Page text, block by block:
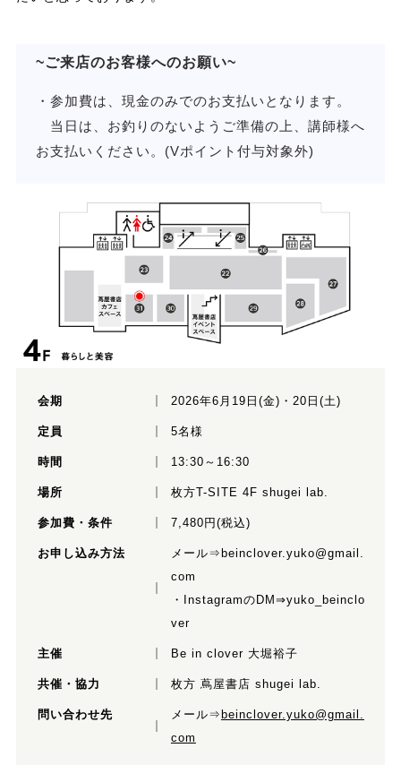
~ご来店のお客様へのお願い~
・参加費は、現金のみでのお支払いとなります。
当日は、お釣りのないようご準備の上、講師様へ
お支払いください。(Vポイント付与対象外)
会期 2026年6月19日(金)・20日(土)
定員 5名様
時間 13:30～16:30
場所 枚方T-SITE 4F shugei lab.
参加費・条件 7,480円(税込)
お申し込み方法 メール⇒ beinclover.yuko@gmail.
com
・InstagramのDM⇒yuko_beinclo
ver
主催 Be in clover 大堀裕子
共催・協力 枚方 蔦屋書店 shugei lab.
問い合わせ先 メール⇒ beinclover.yuko@gmail.
com